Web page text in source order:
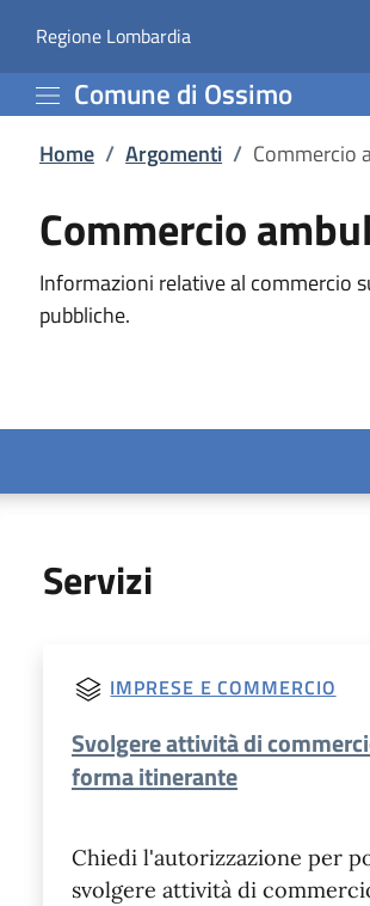
Commercio
Regione Lombardia(apre in un'altra
Comune di Ossimo
Home / Argomenti / Commercio
Commercio
Informazioni relative al commercio
pubbliche.
Servizi
IMPRESE E COMMERCIO
Svolgere attività di
forma itinerante
Chiedi l'autorizzazione per
svolgere attività di